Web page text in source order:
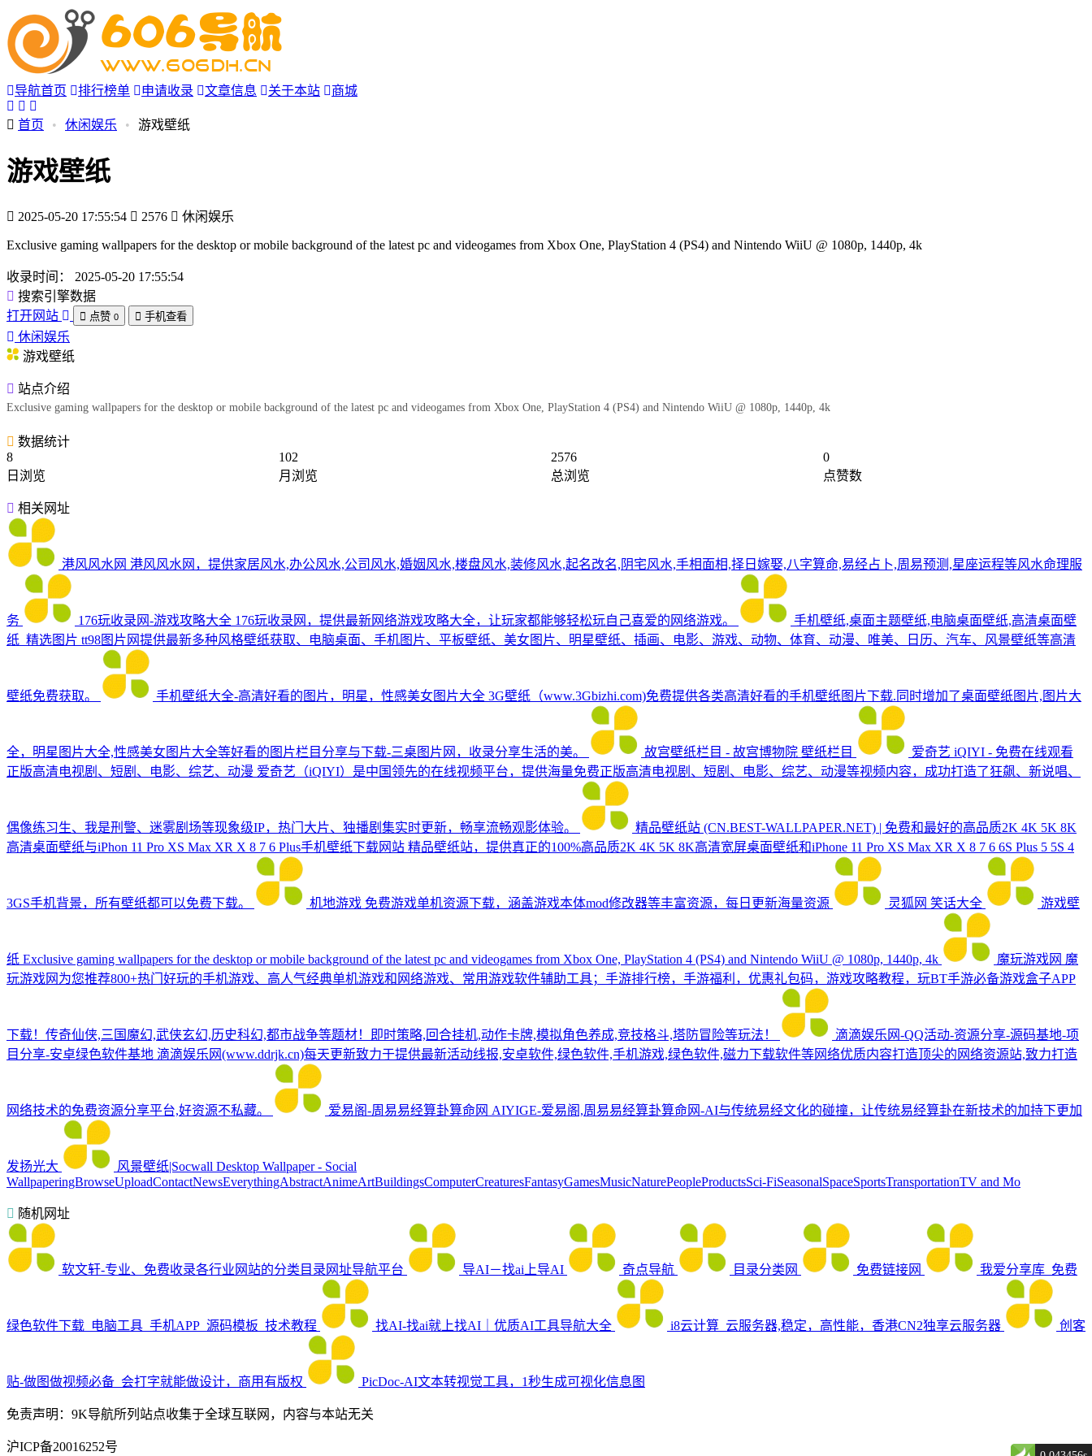
导航首页 排行榜单 申请收录 文章信息 关于本站 商城
首页 • 休闲娱乐 • 游戏壁纸
游戏壁纸
2025-05-20 17:55:54 2576 休闲娱乐
Exclusive gaming wallpapers for the desktop or mobile background of the latest pc and videogames from Xbox One, PlayStation 4 (PS4) and Nintendo WiiU @ 1080p, 1440p, 4k
收录时间：
2025-05-20 17:55:54
搜索引擎数据
打开网站
点赞 0 手机查看
休闲娱乐
游戏壁纸
站点介绍
Exclusive gaming wallpapers for the desktop or mobile background of the latest pc and videogames from Xbox One, PlayStation 4 (PS4) and Nintendo WiiU @ 1080p, 1440p, 4k
数据统计
8
日浏览
102
月浏览
2576
总浏览
0
点赞数
相关网址
港风风水网 港风风水网，提供家居风水,办公风水,公司风水,婚姻风水,楼盘风水,装修风水,起名改名,阴宅风水,手相面相,择日嫁娶,八字算命,易经占卜,周易预测,星座运程等风水命理服
务 176玩收录网-游戏攻略大全 176玩收录网，提供最新网络游戏攻略大全，让玩家都能够轻松玩自己喜爱的网络游戏。
手机壁纸,桌面主题壁纸,电脑桌面壁纸,高清桌面壁
纸_精选图片 tt98图片网提供最新多种风格壁纸获取、电脑桌面、手机图片、平板壁纸、美女图片、明星壁纸、插画、电影、游戏、动物、体育、动漫、唯美、日历、汽车、风景壁纸等高清
壁纸免费获取。 手机壁纸大全-高清好看的图片，明星，性感美女图片大全 3G壁纸（www.3Gbizhi.com)免费提供各类高清好看的手机壁纸图片下载.同时增加了桌面壁纸图片,图片大
全，明星图片大全,性感美女图片大全等好看的图片栏目分享与下载-三桌图片网，收录分享生活的美。 故宫壁纸栏目 - 故宫博物院 壁纸栏目
爱奇艺 iQIYI - 免费在线观看
正版高清电视剧、短剧、电影、综艺、动漫 爱奇艺（iQIYI）是中国领先的在线视频平台，提供海量免费正版高清电视剧、短剧、电影、综艺、动漫等视频内容，成功打造了狂飙、新说唱、
偶像练习生、我是刑警、迷雾剧场等现象级IP，热门大片、独播剧集实时更新，畅享流畅观影体验。
精品壁纸站 (CN.BEST-WALLPAPER.NET) | 免费和最好的高品质2K 4K 5K 8K
高清桌面壁纸与iPhon 11 Pro XS Max XR X 8 7 6 Plus手机壁纸下载网站 精品壁纸站，提供真正的100%高品质2K 4K 5K 8K高清宽屏桌面壁纸和iPhone 11 Pro XS Max XR X 8 7 6 6S Plus 5 5S 4
3GS手机背景，所有壁纸都可以免费下载。 机地游戏 免费游戏单机资源下载，涵盖游戏本体mod修改器等丰富资源，每日更新海量资源 灵狐网 笑话大全 游戏壁
纸 Exclusive gaming wallpapers for the desktop or mobile background of the latest pc and videogames from Xbox One, PlayStation 4 (PS4) and Nintendo WiiU @ 1080p, 1440p, 4k 魔玩游戏网 魔
玩游戏网为您推荐800+热门好玩的手机游戏、高人气经典单机游戏和网络游戏、常用游戏软件辅助工具；手游排行榜，手游福利，优惠礼包码，游戏攻略教程，玩BT手游必备游戏盒子APP
下载！传奇仙侠,三国魔幻,武侠玄幻,历史科幻,都市战争等题材！即时策略,回合挂机,动作卡牌,模拟角色养成,竞技格斗,塔防冒险等玩法！
滴滴娱乐网-QQ活动-资源分享-源码基地-项
目分享-安卓绿色软件基地 滴滴娱乐网(www.ddrjk.cn)每天更新致力于提供最新活动线报,安卓软件,绿色软件,手机游戏,绿色软件,磁力下载软件等网络优质内容打造顶尖的网络资源站,致力打造
网络技术的免费资源分享平台,好资源不私藏。 爱易阁-周易易经算卦算命网 AIYIGE-爱易阁,周易易经算卦算命网-AI与传统易经文化的碰撞，让传统易经算卦在新技术的加持下更加
发扬光大 风景壁纸|Socwall Desktop Wallpaper - Social
WallpaperingBrowseUploadContactNewsEverythingAbstractAnimeArtBuildingsComputerCreaturesFantasyGamesMusicNaturePeopleProductsSci-FiSeasonalSpaceSportsTransportationTV and Mo
随机网址
软文轩-专业、免费收录各行业网站的分类目录网址导航平台 导AI－找ai上导AI 奇点导航 目录分类网 免费链接网 我爱分享库_免费
绿色软件下载_电脑工具_手机APP_源码模板_技术教程 找AI-找ai就上找AI｜优质AI工具导航大全 i8云计算_云服务器,稳定，高性能，香港CN2独享云服务器 创客
贴-做图做视频必备_会打字就能做设计，商用有版权 PicDoc-AI文本转视觉工具，1秒生成可视化信息图
免责声明：9K导航所列站点收集于全球互联网，内容与本站无关
沪ICP备20016252号